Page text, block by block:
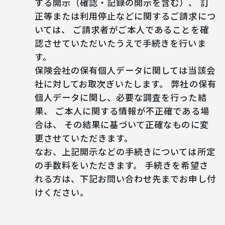
正等または利用停止などに関するご請求につ
いては、 ご請求者がご本人であることを確
認させていただいたうえで手続きを行いま
す。
保険会社の保有個人データに関しては当該会
社に対してお取次ぎいたします。 弊社の保有
個人データに関し、必要な調査を行った結
果、 ご本人に関する情報が不正確である場
合は、 その結果に基づいて正確なものに変
更させていただきます。
なお、上記開示などの手続きについては所定
の手数料をいただきます。 手続きを希望さ
れる方は、下記お問い合わせ先までお申し付
けください。